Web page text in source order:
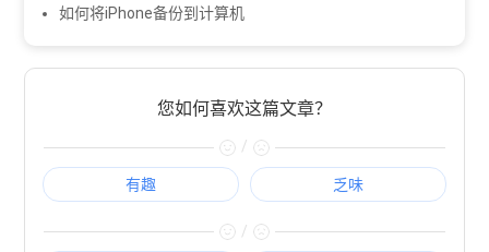
如何将iPhone备份到计算机
您如何喜欢这篇文章？
/
有趣 乏味
/